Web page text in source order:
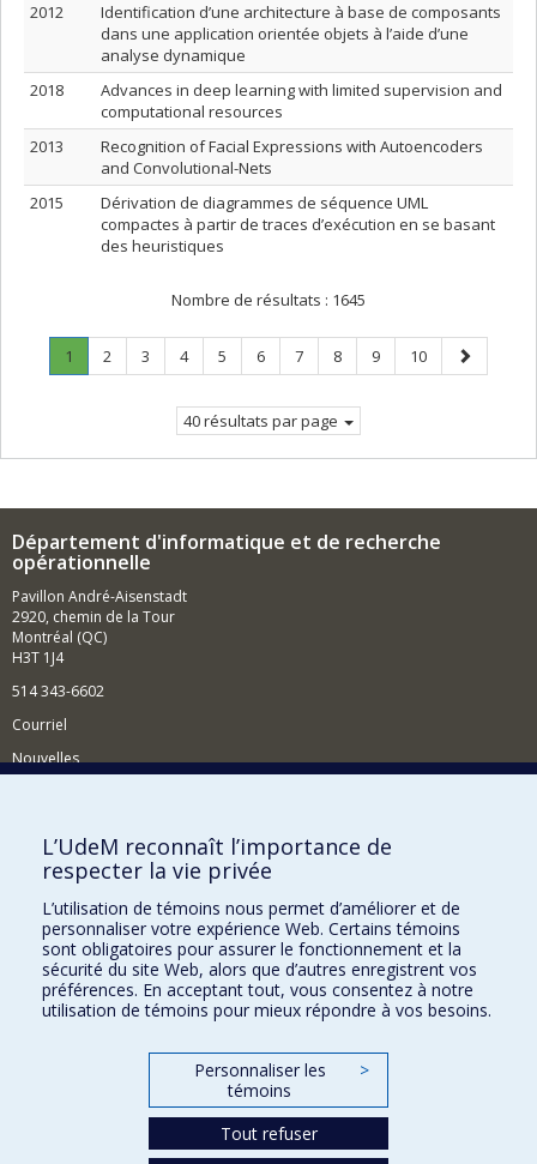
2012
Identification d’une architecture à base de composants
dans une application orientée objets à l’aide d’une
analyse dynamique
2018
Advances in deep learning with limited supervision and
computational resources
2013
Recognition of Facial Expressions with Autoencoders
and Convolutional-Nets
2015
Dérivation de diagrammes de séquence UML
compactes à partir de traces d’exécution en se basant
des heuristiques
Nombre de résultats : 1645
Page
1
Page
Page
2 Page
3 Page
4 Page
5 Page
6 Page
7 Page
8 Page
9 Page
10
Page
suivante
40 résultats par page
Département d'informatique et de recherche
opérationnelle
Pavillon André-Aisenstadt
2920, chemin de la Tour
Montréal (QC)
H3T 1J4
514 343-6602
Courriel
Nouvelles
Comment soutenir le Département?
BESOIN D'AIDE?
Plan du site
Signaler une erreur
Accessibilité
FACULTÉ DES ARTS ET DES SCIENCES
Nos départements et écoles
L’UdeM reconnaît l’importance de
respecter la vie privée
L’utilisation de témoins nous permet d’améliorer et de
personnaliser votre expérience Web. Certains témoins
sont obligatoires pour assurer le fonctionnement et la
sécurité du site Web, alors que d’autres enregistrent vos
préférences. En acceptant tout, vous consentez à notre
utilisation de témoins pour mieux répondre à vos besoins.
Personnaliser les
témoins
>
Tout refuser